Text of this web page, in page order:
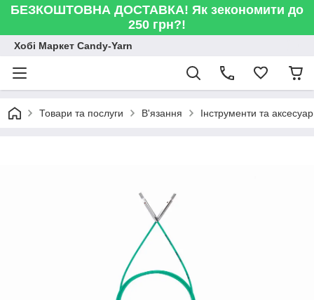
БЕЗКОШТОВНА ДОСТАВКА! Як зекономити до
250 грн?!
Хобі Маркет Candy-Yarn
Товари та послуги В'язання Інструменти та